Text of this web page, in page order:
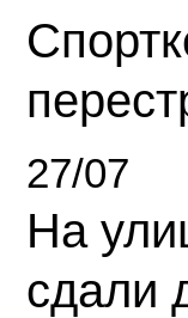
27/07
На
сдали